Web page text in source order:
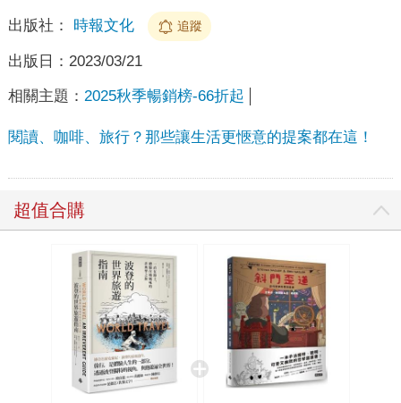
出版社： 時報文化 追蹤
出版日： 2023/03/21
相關主題： 2025秋季暢銷榜-66折起
閱讀、咖啡、旅行？那些讓生活更愜意的提案都在這！
超值合購